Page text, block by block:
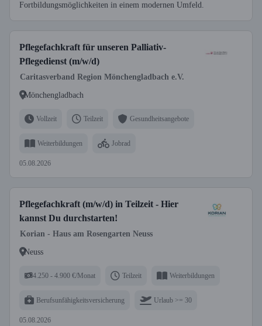
Fortbildungsmöglichkeiten in einem modernen Umfeld.
Pflegefachkraft für unseren Palliativ-
Pflegedienst (m/w/d)
Caritasverband Region Mönchengladbach e.V.
Mönchengladbach
Vollzeit Teilzeit Gesundheitsangebote
Weiterbildungen Jobrad
05.08.2026
Pflegefachkraft (m/w/d) in Teilzeit - Hier
kannst Du durchstarten!
Korian - Haus am Rosengarten Neuss
Neuss
4.250 - 4.900 €/Monat Teilzeit Weiterbildungen
Berufsunfähigkeitsversicherung Urlaub >= 30
05.08.2026